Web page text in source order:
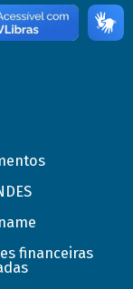
financeiras